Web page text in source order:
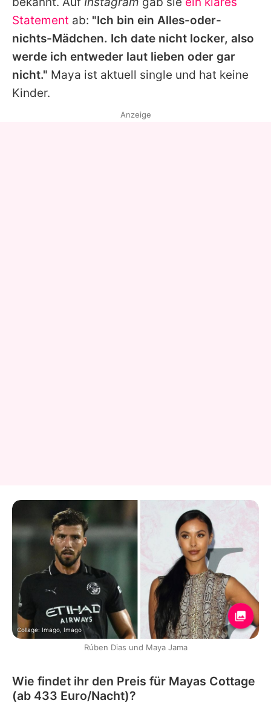
Statement ab: "Ich bin ein Alles-oder-
nichts-Mädchen. Ich date nicht locker, also
werde ich entweder laut lieben oder gar
nicht." Maya ist aktuell single und hat keine
Kinder.
Anzeige
Collage: Imago, Imago
Rúben Dias und Maya Jama
Wie findet ihr den Preis für Mayas Cottage
(ab 433 Euro/Nacht)?